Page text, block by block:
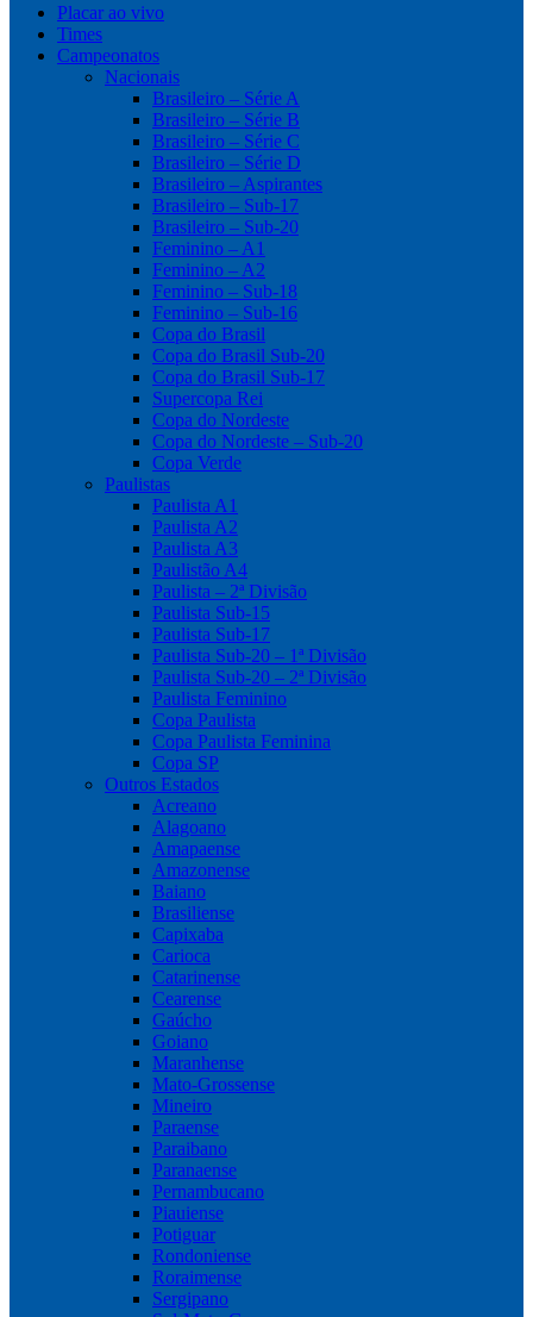
Placar ao vivo
Times
Campeonatos
Nacionais
Brasileiro – Série A
Brasileiro – Série B
Brasileiro – Série C
Brasileiro – Série D
Brasileiro – Aspirantes
Brasileiro – Sub-17
Brasileiro – Sub-20
Feminino – A1
Feminino – A2
Feminino – Sub-18
Feminino – Sub-16
Copa do Brasil
Copa do Brasil Sub-20
Copa do Brasil Sub-17
Supercopa Rei
Copa do Nordeste
Copa do Nordeste – Sub-20
Copa Verde
Paulistas
Paulista A1
Paulista A2
Paulista A3
Paulistão A4
Paulista – 2ª Divisão
Paulista Sub-15
Paulista Sub-17
Paulista Sub-20 – 1ª Divisão
Paulista Sub-20 – 2ª Divisão
Paulista Feminino
Copa Paulista
Copa Paulista Feminina
Copa SP
Outros Estados
Acreano
Alagoano
Amapaense
Amazonense
Baiano
Brasiliense
Capixaba
Carioca
Catarinense
Cearense
Gaúcho
Goiano
Maranhense
Mato-Grossense
Mineiro
Paraense
Paraibano
Paranaense
Pernambucano
Piauiense
Potiguar
Rondoniense
Roraimense
Sergipano